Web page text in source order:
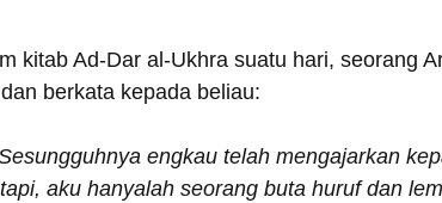
kitab Ad-Dar al-Ukhra suatu hari, seorang
berkata kepada beliau:
engkau telah mengajarkan
aku hanyalah seorang buta huruf dan